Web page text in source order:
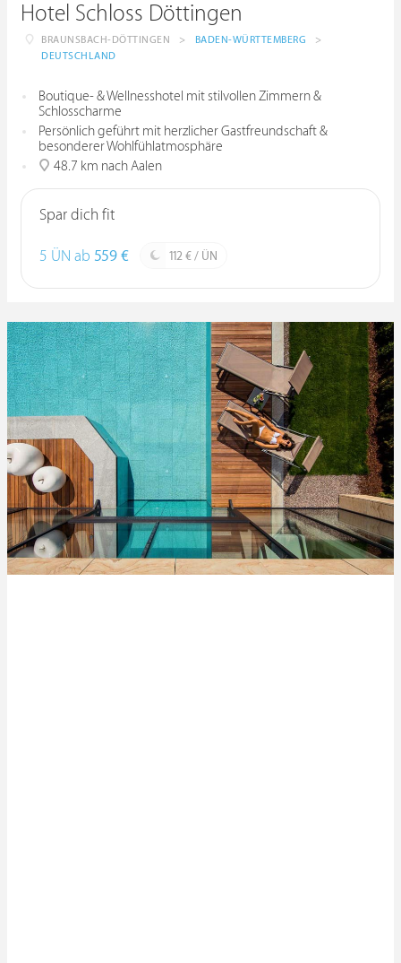
Hotel Schloss Döttingen
BRAUNSBACH-DÖTTINGEN > BADEN-WÜRTTEMBERG
>
DEUTSCHLAND
Boutique- & Wellnesshotel mit stilvollen Zimmern &
Schlosscharme
Persönlich geführt mit herzlicher Gastfreundschaft &
besonderer Wohlfühlatmosphäre
48.7 km nach Aalen
Spar dich fit
5 ÜN ab 559 € 112 € / ÜN